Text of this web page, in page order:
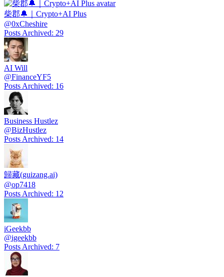
柴郡🔔｜Crypto+AI Plus
@0xCheshire
Posts Archived: 29
AI Will
@FinanceYF5
Posts Archived: 16
Business Hustlez
@BizHustlez
Posts Archived: 14
歸藏(guizang.ai)
@op7418
Posts Archived: 12
iGeekbb
@igeekbb
Posts Archived: 7